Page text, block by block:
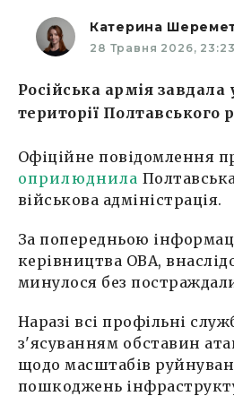
Катерина
28 Травня 2026, 23:23
Російська армія завдала
території Полтавського
Офіційне повідомлення
оприлюднила
військова адміністрація.
За попередньою
керівництва ОВА,
минулося без
Наразі всі профільні
з'ясуванням обставин
щодо масштабів
пошкоджень